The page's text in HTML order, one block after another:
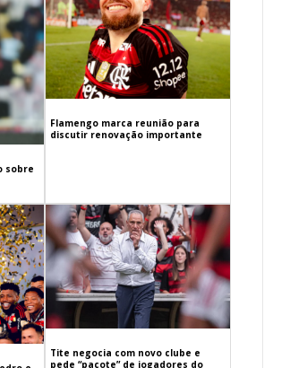
sobre
Flamengo marca reunião para
discutir renovação importante
Tite negocia com novo clube e
pede “pacote” de jogadores do